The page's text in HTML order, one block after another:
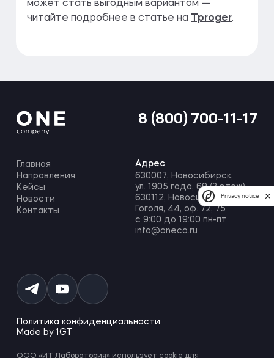
может стать выгодным вариантом —
читайте подробнее в статье на
Tproger.
8 (800) 700-11-17
Главная
Направления
Кейсы
Новости
Контакты
Адрес
630007, Новосибирск,
ул. 1905 года, 69 (3 этаж)
630112, Новосибирск, ул.
Гоголя, 44, оф. 72, 75
с 9:00 до 19:00 пн-пт
info@oneco.ru
Политика конфиденциальности
Made by 1GT
ООО «ИТ Лаборатория» использует cookie для
Privacy notice